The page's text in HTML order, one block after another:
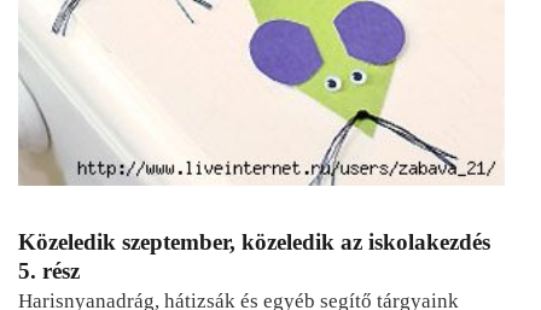
Közeledik szeptember, közeledik az iskolakezdés
5. rész
Harisnyanadrág, hátizsák és egyéb segítő tárgyaink